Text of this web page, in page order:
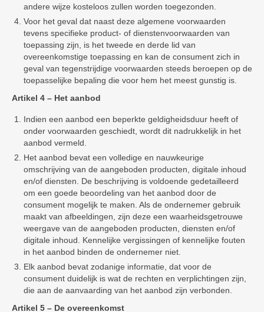
andere wijze kosteloos zullen worden toegezonden.
Voor het geval dat naast deze algemene voorwaarden
tevens specifieke product- of dienstenvoorwaarden van
toepassing zijn, is het tweede en derde lid van
overeenkomstige toepassing en kan de consument zich in
geval van tegenstrijdige voorwaarden steeds beroepen op de
toepasselijke bepaling die voor hem het meest gunstig is.
Artikel 4 – Het aanbod
Indien een aanbod een beperkte geldigheidsduur heeft of
onder voorwaarden geschiedt, wordt dit nadrukkelijk in het
aanbod vermeld.
Het aanbod bevat een volledige en nauwkeurige
omschrijving van de aangeboden producten, digitale inhoud
en/of diensten. De beschrijving is voldoende gedetailleerd
om een goede beoordeling van het aanbod door de
consument mogelijk te maken. Als de ondernemer gebruik
maakt van afbeeldingen, zijn deze een waarheidsgetrouwe
weergave van de aangeboden producten, diensten en/of
digitale inhoud. Kennelijke vergissingen of kennelijke fouten
in het aanbod binden de ondernemer niet.
Elk aanbod bevat zodanige informatie, dat voor de
consument duidelijk is wat de rechten en verplichtingen zijn,
die aan de aanvaarding van het aanbod zijn verbonden.
Artikel 5 – De overeenkomst